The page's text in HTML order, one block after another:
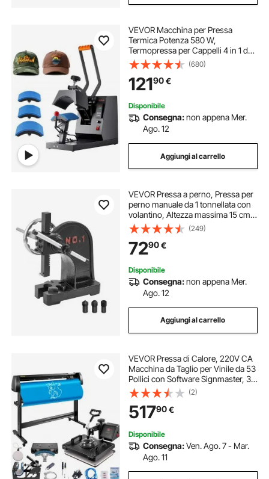
VEVOR Macchina per Pressa
Termica Potenza 580 W,
Termopressa per Cappelli 4 in 1 da
15 x 7,6 cm/17 x 7 cm/17 x 10
cm/20,6 x 9 cm, Pressa Colore a
Nero, Utilizzo per DIY Qualsiasi
Modello di Cappello
(680)
12190€
Disponibile
Consegna:non appena Mer.
Ago. 12
Aggiungi al carrello
VEVOR Pressa a perno, Pressa per
perno manuale da 1 tonnellata con
volantino, Altezza massima 15 cm,
Pressa per perno da tavolo manuale
per carichi pesanti in ghisa, Pressa
manuale di precisione
(249)
7290€
Disponibile
Consegna:non appena Mer.
Ago. 12
Aggiungi al carrello
VEVOR Pressa di Calore, 220V CA
Macchina da Taglio per Vinile da 53
Pollici con Software Signmaster, 38
x 30 cm Pressa a Caldo 5 in 1 con
Controller LED Digitale, Plotter da
Taglio Professionale
(2)
51790€
Disponibile
Consegna:Ven. Ago. 7 - Mar.
Ago. 11